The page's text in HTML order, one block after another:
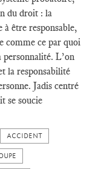
du droit : la
à être responsable,
comme ce par quoi
personnalité. L’on
la responsabilité
Jadis centré
se soucie
ACCIDENT